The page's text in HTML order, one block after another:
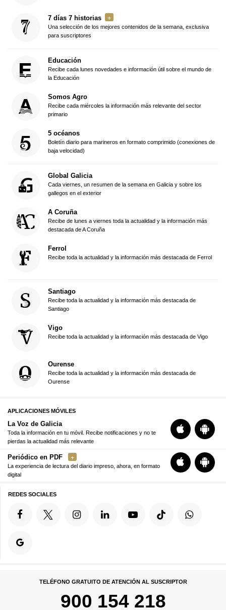
7 días 7 historias
Una selección de los mejores contenidos de la semana, exclusiva
para suscriptores
Educación
Recibe cada lunes novedades e información útil sobre el mundo de
la Educación
Somos Agro
Recibe cada miércoles la información más relevante del sector
primario
5 océanos
Boletín diario para marineros en formato comprimido (conexiones de
baja velocidad)
Global Galicia
Cada viernes, un resumen de la semana en Galicia y sobre los
gallegos en el exterior
A Coruña
Recibe de lunes a viernes toda la actualidad y la información más
destacada de A Coruña
Ferrol
Recibe toda la actualidad y la información más destacada de Ferrol
Santiago
Recibe toda la actualidad y la información más destacada de
Santiago
Vigo
Recibe toda la actualidad y la información más destacada de Vigo
Ourense
Recibe toda la actualidad y la información más destacada de
Ourense
APLICACIONES MÓVILES
La Voz de Galicia
Toda la información en tu móvil. Recibe notificaciones y no te
pierdas la actualidad más relevante
Periódico en PDF
La experiencia de lectura del diario impreso, ahora, en formato
digital
REDES SOCIALES
TELÉFONO GRATUITO DE ATENCIÓN AL SUSCRIPTOR
900 154 218